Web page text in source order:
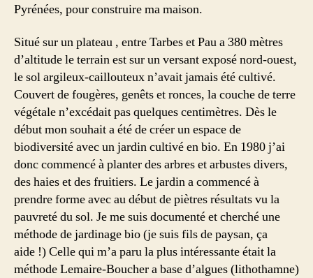
Pyrénées, pour construire ma maison.
Situé sur un plateau , entre Tarbes et Pau a 380 mètres
d’altitude le terrain est sur un versant exposé nord-ouest,
le sol argileux-caillouteux n’avait jamais été cultivé.
Couvert de fougères, genêts et ronces, la couche de terre
végétale n’excédait pas quelques centimètres. Dès le
début mon souhait a été de créer un espace de
biodiversité avec un jardin cultivé en bio. En 1980 j’ai
donc commencé à planter des arbres et arbustes divers,
des haies et des fruitiers. Le jardin a commencé à
prendre forme avec au début de piètres résultats vu la
pauvreté du sol. Je me suis documenté et cherché une
méthode de jardinage bio (je suis fils de paysan, ça
aide !) Celle qui m’a paru la plus intéressante était la
méthode Lemaire-Boucher a base d’algues (lithothamne)